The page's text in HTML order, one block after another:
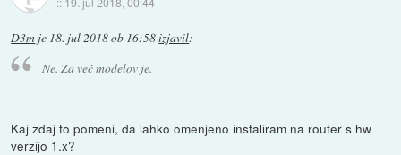
D3m je 18. jul 2018 ob 16:58izjavil:
Ne. Za več modelov je.
Kaj zdaj to pomeni, da lahko omenjeno instaliram na router s hw
verzijo 1.x?